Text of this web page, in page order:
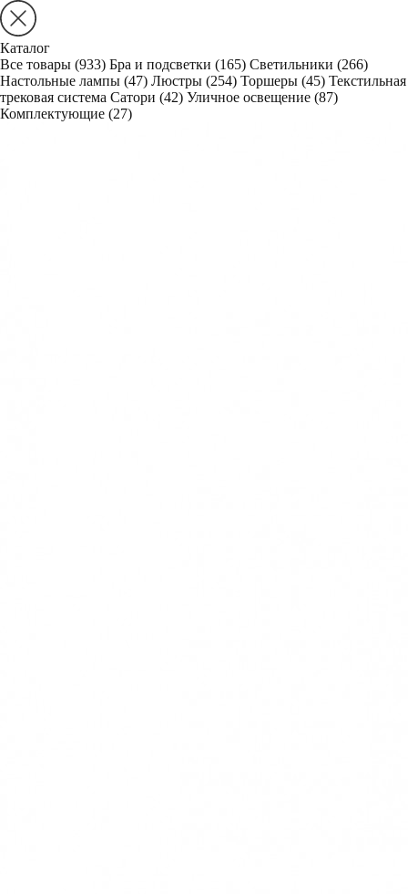
Каталог
Все товары (933) Бра и подсветки (165) Светильники (266)
Настольные лампы (47) Люстры (254) Торшеры (45) Текстильная
трековая система Сатори (42) Уличное освещение (87)
Комплектующие (27)